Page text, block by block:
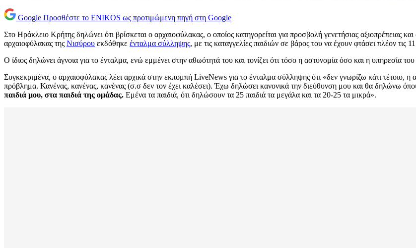
Google Προσθέστε το ENIKOS ως προτιμώμενη πηγή στη Google
Στο Ηράκλειο Κρήτης δηλώνει ότι βρίσκεται ο αρχαιοφύλακας, ο οποίος κατηγορείται για προσβολή γενετήσιας αξιοπρέπειας
αρχαιοφύλακας της Νισύρου εκδόθηκε ένταλμα σύλληψης, με τις καταγγελίες παιδιών σε βάρος του να έχουν φτάσει πλέον τις
Ο ίδιος δηλώνει άγνοια για το ένταλμα, ενώ εμμένει στην αθωότητά του και τονίζει ότι τόσο η αστυνομία όσο και η υπηρεσία
Συγκεκριμένα, ο αρχαιοφύλακας λέει αρχικά στην εκπομπή LiveNews για το ένταλμα σύλληψης ότι «δεν γνωρίζω κάτι τέτοιο,
πρόβλημα. Κανένας, κανένας, κανένας (σ.σ δεν τον έχει καλέσει). Έχω δηλώσει κανονικά την διεύθυνση μου και θα δηλώνω
παιδιά μου, στα παιδιά της ομάδας. Εμένα τα παιδιά, ότι δηλώσουν τα 25 παιδιά τα μεγάλα και τα 20-25 τα μικρά».